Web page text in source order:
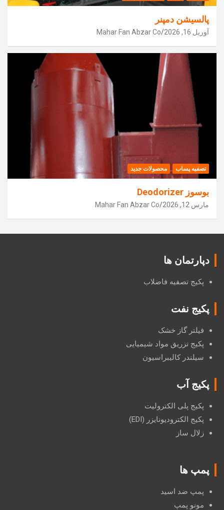
پالسیشن دمپنر
آوریل 16, 2026 Mahar Fan Abzar Co
تصفیه پساب محصولات جدید
بوسوز Deodorizer
مارس 12, 2026 Mahar Fan Abzar Co
دپارتمان ها
پکیج تصفیه فاضلاب
پکیج نفت
فیلتر گاز خشک
پکیج تزریق مواد شیمیایی
سیلندر کالیبراسیون
پکیج آب
پکیج پلی الکترولیت
پکیج الکترودیونایزر (EDI)
زلال ساز
پمپ ها
پمپ ضد اسید
مونو پمپ